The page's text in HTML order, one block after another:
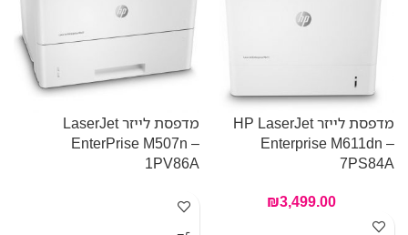
מדפסת לייזר HP LaserJet
Enterprise M611dn –
7PS84A
₪3,499.00
מדפסת לייזר LaserJet
EnterPrise M507n –
1PV86A